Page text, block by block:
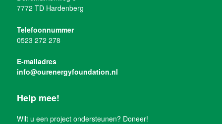
7772 TD Hardenberg
Telefoonnummer
0523 272 278
E-mailadres
info@ourenergyfoundation.nl
Help mee!
Wilt u een project ondersteunen? Doneer!